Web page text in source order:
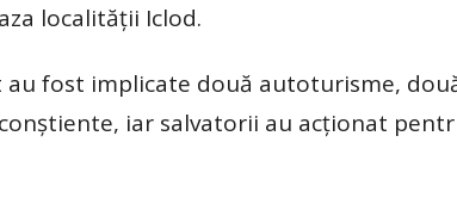
localității Iclod.
fost implicate două autoturisme,
iar salvatorii au acționat